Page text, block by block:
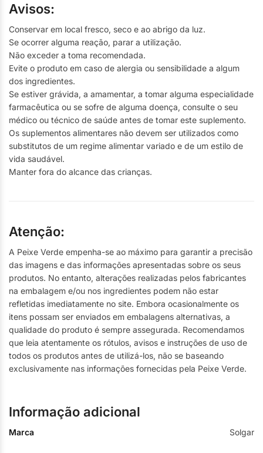
Avisos:
Conservar em local fresco, seco e ao abrigo da luz.
Se ocorrer alguma reação, parar a utilização.
Não exceder a toma recomendada.
Evite o produto em caso de alergia ou sensibilidade a algum
dos ingredientes.
Se estiver grávida, a amamentar, a tomar alguma especialidade
farmacêutica ou se sofre de alguma doença, consulte o seu
médico ou técnico de saúde antes de tomar este suplemento.
Os suplementos alimentares não devem ser utilizados como
substitutos de um regime alimentar variado e de um estilo de
vida saudável.
Manter fora do alcance das crianças.
Atenção:
A Peixe Verde empenha-se ao máximo para garantir a precisão
das imagens e das informações apresentadas sobre os seus
produtos. No entanto, alterações realizadas pelos fabricantes
na embalagem e/ou nos ingredientes podem não estar
refletidas imediatamente no site. Embora ocasionalmente os
itens possam ser enviados em embalagens alternativas, a
qualidade do produto é sempre assegurada. Recomendamos
que leia atentamente os rótulos, avisos e instruções de uso de
todos os produtos antes de utilizá-los, não se baseando
exclusivamente nas informações fornecidas pela Peixe Verde.
Informação adicional
Marca Solgar